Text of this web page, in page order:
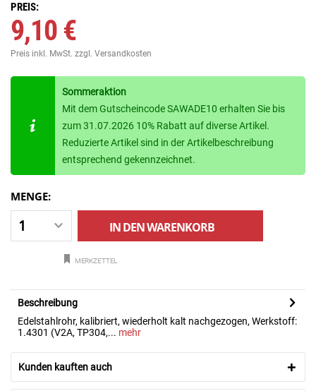
PREIS:
9,10 €
Preis inkl. MwSt. zzgl. Versandkosten
Sommeraktion
Mit dem Gutscheincode SAWADE10 erhalten Sie bis
zum 31.07.2026 10% Rabatt auf diverse Artikel.
Reduzierte Artikel sind in der Artikelbeschreibung
entsprechend gekennzeichnet.
MENGE:
IN DENWARENKORB
MERKZETTEL
Beschreibung
Edelstahlrohr, kalibriert, wiederholt kalt nachgezogen, Werkstoff:
1.4301 (V2A, TP304,... mehr
Kunden kauften auch